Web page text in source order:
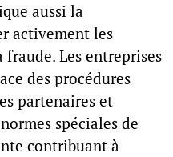
aussi la
activement les
Les entreprises
des procédures
partenaires et
spéciales de
contribuant à